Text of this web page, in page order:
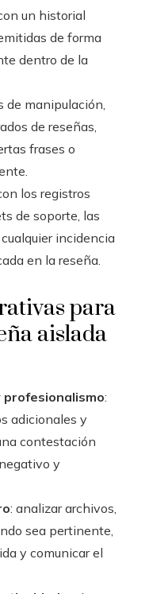
un historial
de forma
dentro de la
manipulación,
de reseñas,
frases o
los registros
de soporte, las
incidencia
en la reseña.
para
aislada
profesionalismo:
adicionales y
contestación
y
: analizar archivos,
sea pertinente,
y comunicar el